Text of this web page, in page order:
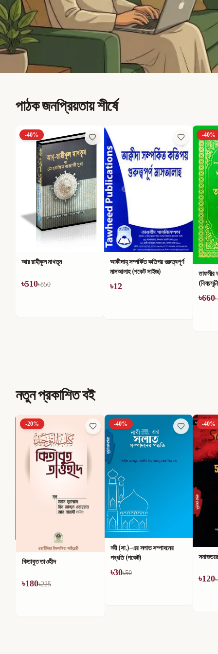
পাঠক জনপ্রিয়তায় শীর্ষে
-40%
আর রাহীকুল মাখতূম
৳510৳850
আকীদাহ্ সম্পর্কিত কতিপয় গুরুত্বপূর্ণ
মাসআলাহ (পকেট সাইজ)
৳12
-40%
৳660৳
নতুন প্রকাশিত বই
-20%
কিতাবুত তাওহীদ
৳180৳225
-40%
নবী (সা.)-এর সলাত সম্পাদনের
পদ্ধতি (পকেট)
৳30৳50
-40%
৳120৳